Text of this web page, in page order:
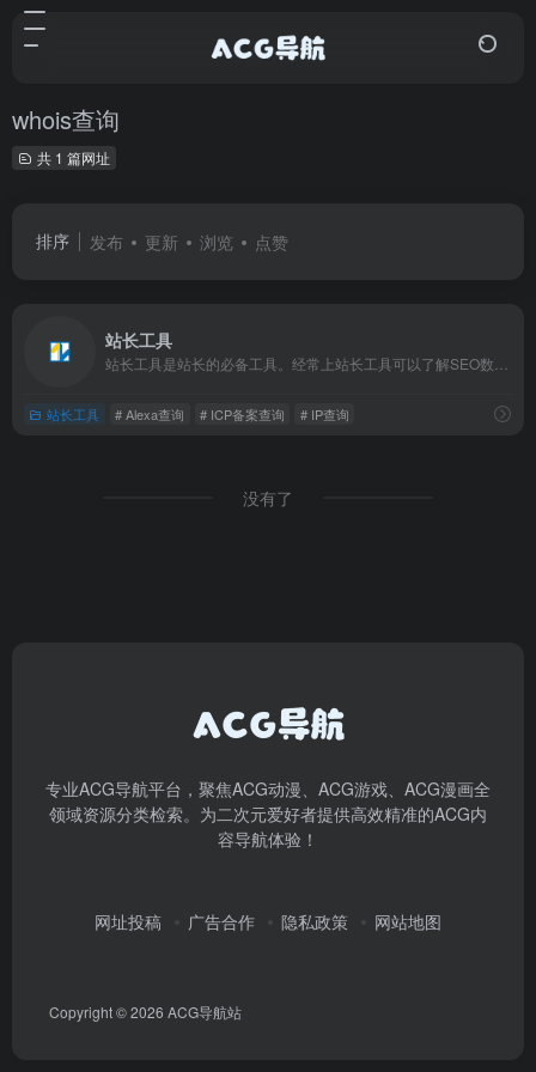
whois查询
共 1 篇网址
排序 发布 更新 浏览 点赞
站长工具
站长工具 # Alexa查询 # ICP备案查询 # IP查询
没有了
专业ACG导航平台，聚焦ACG动漫、ACG游戏、ACG漫画全
领域资源分类检索。为二次元爱好者提供高效精准的ACG内
容导航体验！
网址投稿 广告合作 隐私政策 网站地图
Copyright © 2026 ACG导航站